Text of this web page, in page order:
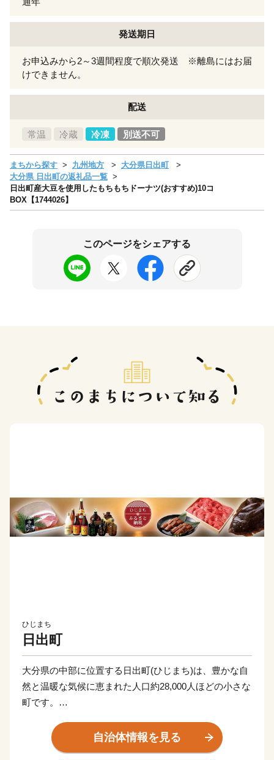
発送期日
お申込みから2～3週間程度で順次発送 ※離島にはお届
けできません。
配送
常温 冷蔵 冷凍 別送不可
まちから探す 九州地方
大分県日出町
大分県 日出町の返礼品一覧
日出町産大豆を使用したもちもちドーナツ(おすすめ)10コ
BOX【1744026】
このページをシェアする
ひじまち
日出町
大分県の中部に位置する日出町(ひじまち)は、豊かな自
然と温暖な気候に恵まれた人口約28,000人ほどの小さな
町です。
は、連日多くの人々が容器を手に賑わっています（町で
は上水道の大部分が良質な地下水で賄われています）。
自治体情報を見る